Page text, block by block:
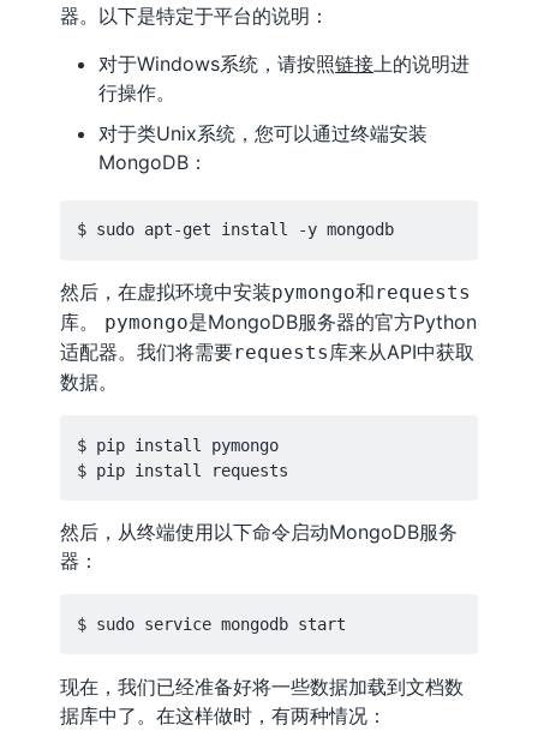
器。以下是特定于平台的说明：
对于Windows系统，请按照链接上的说明进
行操作。
对于类Unix系统，您可以通过终端安装
MongoDB：
然后，在虚拟环境中安装pymongo和requests
库。 pymongo是MongoDB服务器的官方Python
适配器。我们将需要requests 库来从API中获取
数据。
$ pip install pymongo
然后，从终端使用以下命令启动MongoDB服务
器：
现在，我们已经准备好将一些数据加载到文档数
据库中了。在这样做时，有两种情况：